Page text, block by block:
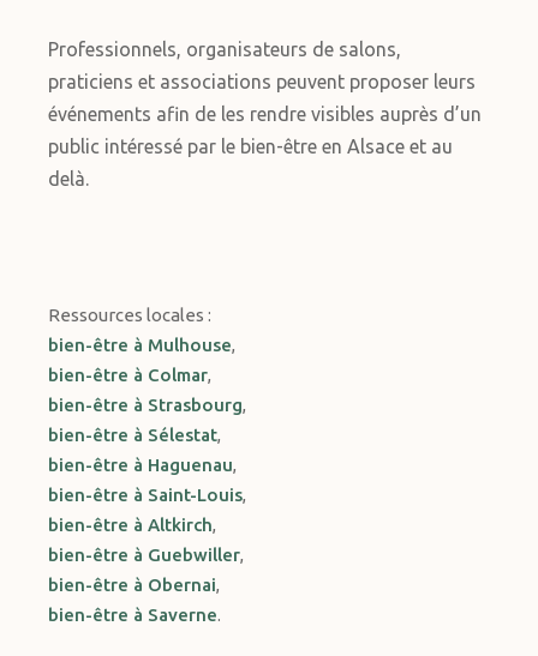
Professionnels, organisateurs de salons,
praticiens et associations peuvent proposer leurs
événements afin de les rendre visibles auprès d’un
public intéressé par le bien-être en Alsace et au
delà.
Ressources locales :
bien-être à Mulhouse,
bien-être à Colmar,
bien-être à Strasbourg,
bien-être à Sélestat,
bien-être à Haguenau,
bien-être à Saint-Louis,
bien-être à Altkirch,
bien-être à Guebwiller,
bien-être à Obernai,
bien-être à Saverne.